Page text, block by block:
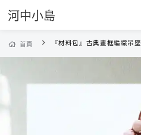
河中小島
首頁 『材料包』古典畫框編織吊墜